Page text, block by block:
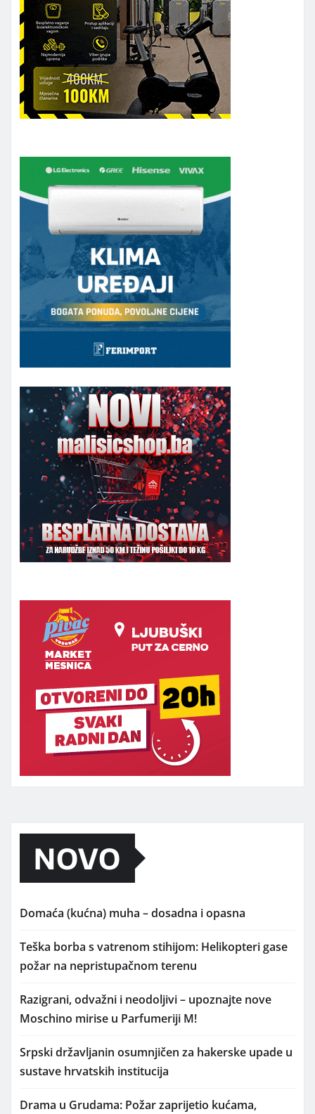
NOVO
Domaća (kućna) muha – dosadna i opasna
Teška borba s vatrenom stihijom: Helikopteri gase
požar na nepristupačnom terenu
Razigrani, odvažni i neodoljivi – upoznajte nove
Moschino mirise u Parfumeriji M!
Srpski državljanin osumnjičen za hakerske upade u
sustave hrvatskih institucija
Drama u Grudama: Požar zaprijetio kućama,